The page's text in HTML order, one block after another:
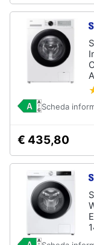
Scheda
€ 435,80